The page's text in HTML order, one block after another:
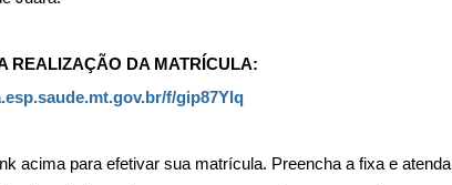
REALIZAÇÃO DA MATRÍCULA:
f/gip87Ylq
acima para efetivar sua matrícula. Preencha a fixa e atenda